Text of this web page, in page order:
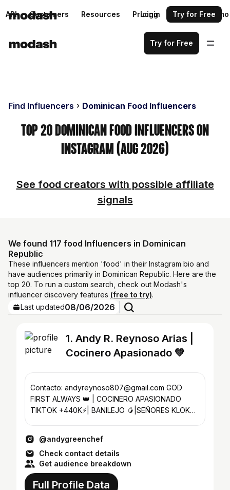
API Customers Resources Pricing Request a demo
Login Try for Free
Try for Free
Find Influencers Dominican Food Influencers
Top 20 Dominican Food Influencers on
Instagram (Aug 2026)
See food creators with possible affiliate
signals
We found 117 food Influencers in Dominican
Republic
These influencers mention 'food' in their Instagram bio and
have audiences primarily in Dominican Republic. Here are the
top 20. To run a custom search, check out Modash's
influencer discovery features (free to try).
Last updated08/06/2026
1. Andy R. Reynoso Arias |
Cocinero Apasionado 💚
Contacto: andyreynoso807@gmail.com GOD
FIRST ALWAYS 👑 | COCINERO APASIONADO
TIKTOK +440K⚡️| BANILEJO 🥭|SEÑORES KLOK
@andygreenchef
Check contact details
Get audience breakdown
Full Profile Data